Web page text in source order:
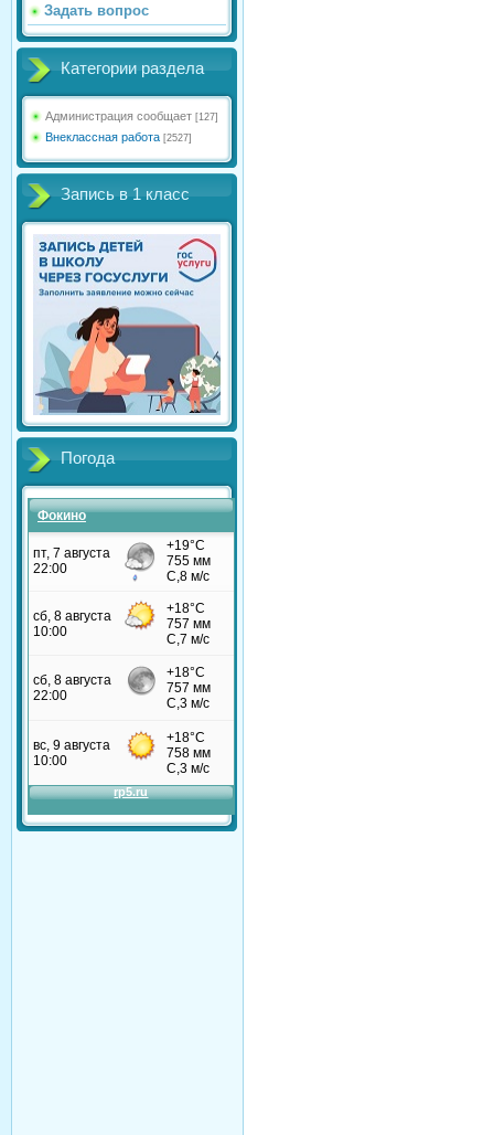
Задать вопрос
Категории раздела
Администрация сообщает [127]
Внеклассная работа [2527]
Запись в 1 класс
Погода
Фокино